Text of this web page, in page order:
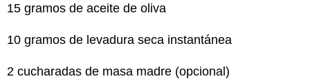
15 gramos de aceite de oliva
10 gramos de levadura seca instantánea
2 cucharadas de masa madre (opcional)